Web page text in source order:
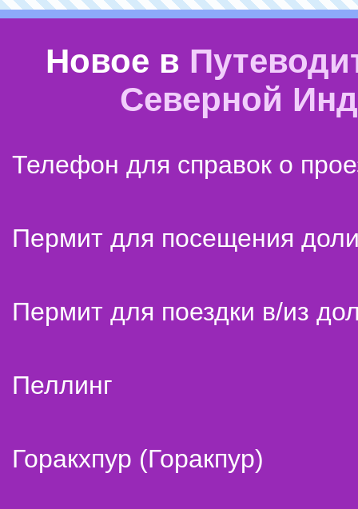
Новое в
Северной
Телефон для справок о
Пермит для посещения
Пермит для поездки в/из
Пеллинг
Горакхпур (Горакпур)